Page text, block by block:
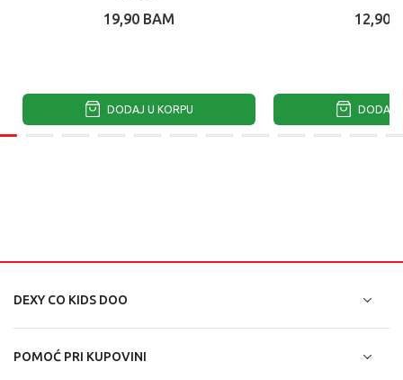
19,90 BAM
DODAJ U KORPU
12,90
DODAJ
DEXY CO KIDS DOO
POMOĆ PRI KUPOVINI